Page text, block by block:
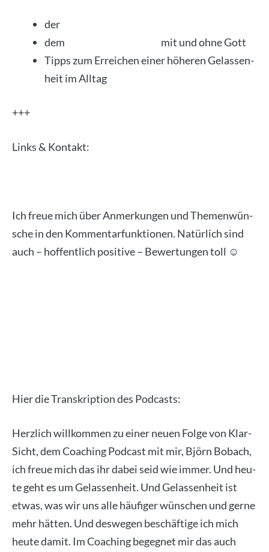
der
dem
mit und ohne Gott
Tipps zum Errei­chen einer höhe­ren Gelas­sen­
heit im All­tag
+++
Links & Kon­takt:
Ich freue mich über Anmer­kun­gen und The­men­wün­
sche in den Kom­men­tar­funk­tio­nen. Natür­lich sind
auch – hof­fent­lich posi­ti­ve – Bewer­tun­gen toll ☺️
Hier die Tran­skrip­ti­on des Pod­casts:
Herz­lich will­kom­men zu einer neu­en Fol­ge von Klar­
Sicht, dem Coa­ching Pod­cast mit mir, Björn Bob­ach,
ich freue mich das ihr dabei seid wie immer. Und heu­
te geht es um Gelas­sen­heit. Und Gelas­sen­heit ist
etwas, was wir uns alle häu­fi­ger wün­schen und ger­ne
mehr hät­ten. Und des­we­gen beschäf­ti­ge ich mich
heu­te damit. Im Coa­ching begeg­net mir das auch